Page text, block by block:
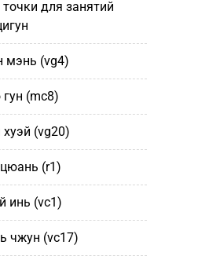
мэнь (vg4)
гун (mc8)
хуэй (vg20)
(r1)
инь (vc1)
чжун (vc17)